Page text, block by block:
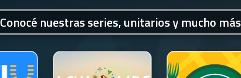
Conocé nuestras series, unitarios y mucho más